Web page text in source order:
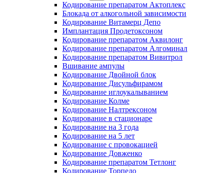
Кодирование препаратом Актоплекс
Блокада от алкогольной зависимости
Кодирование Витамерц Депо
Имплантация Продетоксоном
Кодирование препаратом Аквилонг
Кодирование препаратом Алгоминал
Кодирование препаратом Вивитрол
Вшивание ампулы
Кодирование Двойной блок
Кодирование Дисульфирамом
Кодирование иглоукалыванием
Кодирование Колме
Кодирование Налтрексоном
Кодирование в стационаре
Кодирование на 3 года
Кодирование на 5 лет
Кодирование с провокацией
Кодирование Довженко
Кодирование препаратом Тетлонг
Кодирование Торпедо